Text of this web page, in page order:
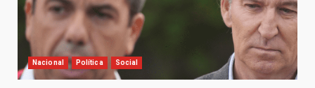
Nacional Política Social